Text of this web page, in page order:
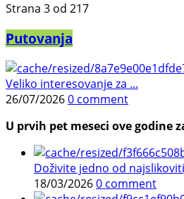
Strana 3 od 217
Putovanja
Veliko interesovanje za ...
26/07/20260 comment
U prvih pet meseci ove godine
Doživite jedno od
18/03/20260 comment